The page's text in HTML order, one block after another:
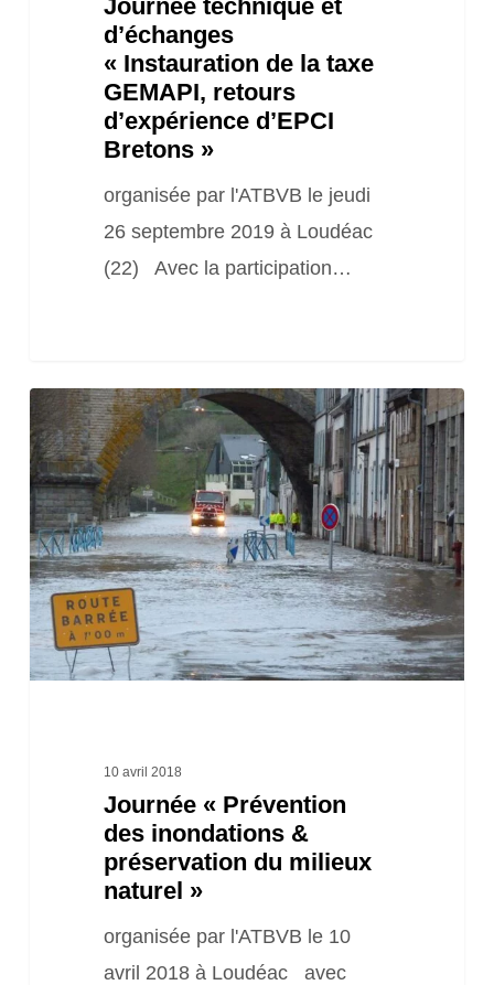
Bretons »
Journée technique et
d’échanges
« Instauration de la taxe
GEMAPI, retours
d’expérience d’EPCI
Bretons »
organisée par l'ATBVB le jeudi
26 septembre 2019 à Loudéac
(22) Avec la participation…
Journée
«
Prévention
des
inondations
&
préservation
10 avril 2018
Journée « Prévention
des inondations &
préservation du milieux
naturel »
organisée par l'ATBVB le 10
avril 2018 à Loudéac avec